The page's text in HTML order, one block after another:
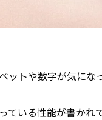
ットや数字が気にな
ている性能が書か